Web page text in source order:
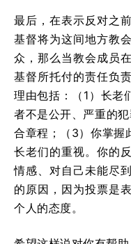
最后，在表示反对之
基督将为这间地方教
众，那么当教会成员
基督所托付的责任负
理由包括：（1）长老
者不是公开、严重的
合章程；（3）你掌握
长老们的重视。你的
情感、对自己未能尽
的原因，因为投票是
个人的态度。